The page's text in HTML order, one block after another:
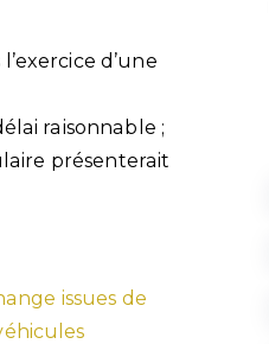
d’une
raisonnable ;
présenterait
issues de